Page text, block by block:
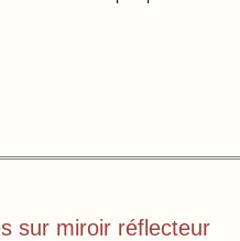
sur miroir réflecteur